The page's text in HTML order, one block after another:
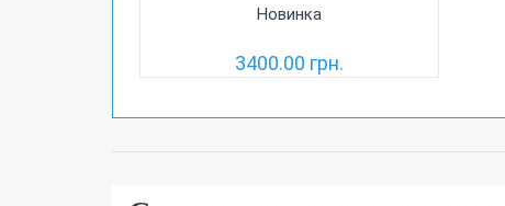
Новинка
3400.00 грн.